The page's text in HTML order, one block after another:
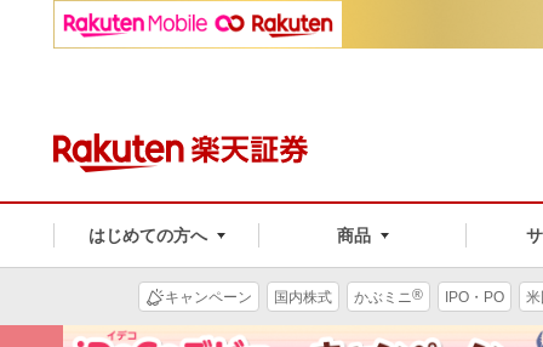
はじめての方へ 商品
キャンペーン 国内株式 かぶミニ® IPO・PO